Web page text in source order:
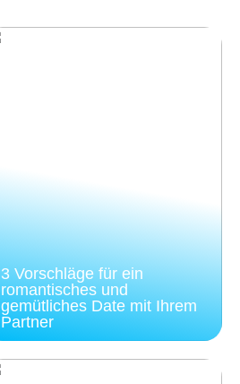
3 Vorschläge für ein
romantisches und
gemütliches Date mit Ihrem
Partner